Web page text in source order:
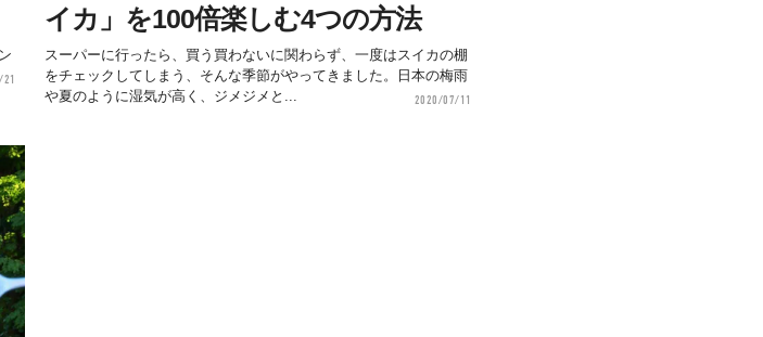
イカ」を100倍楽しむ4つの方法
スーパーに行ったら、買う買わないに関わらず、一度はスイカの棚
をチェックしてしまう、そんな季節がやってきました。日本の梅雨
や夏のように湿気が高く、ジメジメと...
2020/07/11